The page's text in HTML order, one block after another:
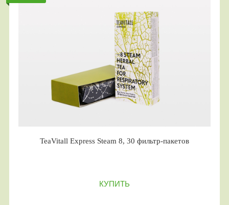
TeaVitall Express Steam 8, 30 фильтр-пакетов
КУПИТЬ